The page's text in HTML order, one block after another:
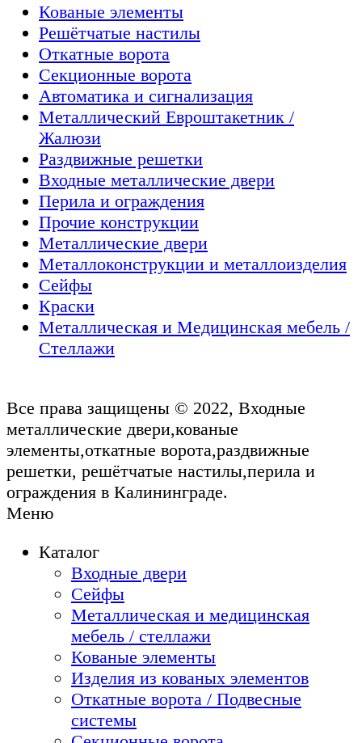
Кованые элементы
Решётчатые настилы
Откатные ворота
Секционные ворота
Автоматика и сигнализация
Металлический Евроштакетник /
Жалюзи
Раздвижные решетки
Входные металлические двери
Перила и ограждения
Прочие конструкции
Металлические двери
Металлоконструкции и металлоизделия
Сейфы
Краски
Металлическая и Медицинская мебель /
Стеллажи
Все права защищены © 2022, Входные
металлические двери,кованые
элементы,откатные ворота,раздвижные
решетки, решётчатые настилы,перила и
ограждения в Калининграде.
Меню
Каталог
Входные двери
Сейфы
Металлическая и медицинская
мебель / стеллажи
Кованые элементы
Изделия из кованых элементов
Откатные ворота / Подвесные
системы